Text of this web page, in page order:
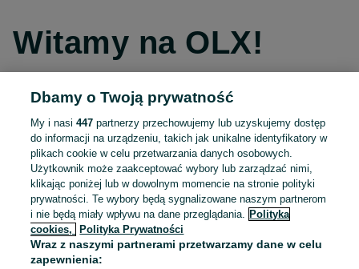
Witamy na OLX!
Kontynuuj przez Facebooka
Kontynuuj przez konto Apple
Kontynuuj przez konto Google
LUB
Dbamy o Twoją prywatność
My i nasi447 partnerzy przechowujemy lub uzyskujemy dostęp
do informacji na urządzeniu, takich jak unikalne identyfikatory w
plikach cookie w celu przetwarzania danych osobowych.
Użytkownik może zaakceptować wybory lub zarządzać nimi,
klikając poniżej lub w dowolnym momencie na stronie polityki
prywatności. Te wybory będą sygnalizowane naszym partnerom
i nie będą miały wpływu na dane przeglądania.
Polityka
cookies,
Polityka Prywatności
Wraz z naszymi partnerami przetwarzamy dane w celu
zapewnienia: